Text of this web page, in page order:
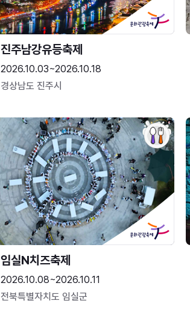
진주남강유등축제
2026.10.03~2026.10.18
경상남도 진주시
임실N치즈축제
2026.10.08~2026.10.11
전북특별자치도 임실군